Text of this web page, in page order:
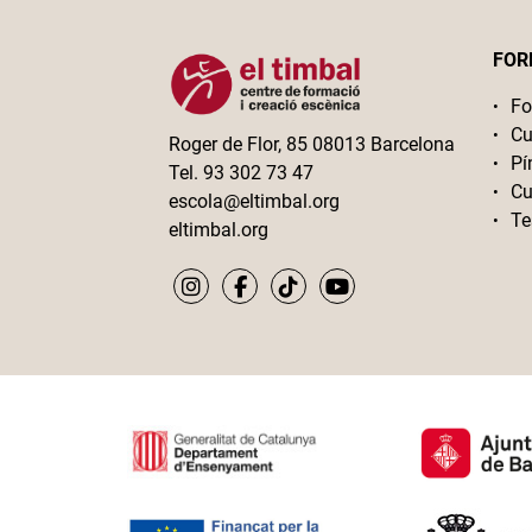
Roger de Flor, 85 08013 Barcelona
Tel. 93 302 73 47
escola@eltimbal.org
eltimbal.org